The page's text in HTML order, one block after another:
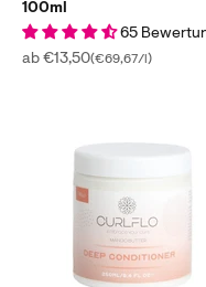
100ml
65
Angebot
ab €13,50(€69,67/l)